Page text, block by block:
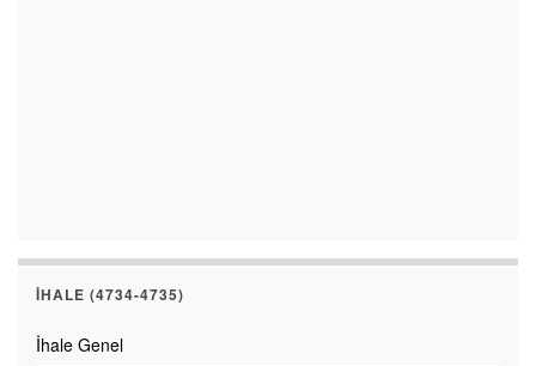
İHALE (4734-4735)
İhale Genel